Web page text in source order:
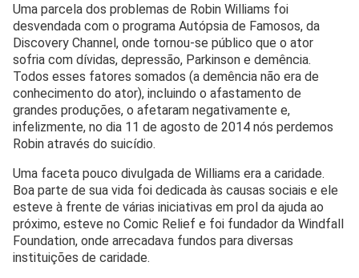
Uma parcela dos problemas de Robin Williams foi
desvendada com o programa Autópsia de Famosos, da
Discovery Channel, onde tornou-se público que o ator
sofria com dívidas, depressão, Parkinson e demência.
Todos esses fatores somados (a demência não era de
conhecimento do ator), incluindo o afastamento de
grandes produções, o afetaram negativamente e,
infelizmente, no dia 11 de agosto de 2014 nós perdemos
Robin através do suicídio.
Uma faceta pouco divulgada de Williams era a caridade.
Boa parte de sua vida foi dedicada às causas sociais e ele
esteve à frente de várias iniciativas em prol da ajuda ao
próximo, esteve no Comic Relief e foi fundador da Windfall
Foundation, onde arrecadava fundos para diversas
instituições de caridade.